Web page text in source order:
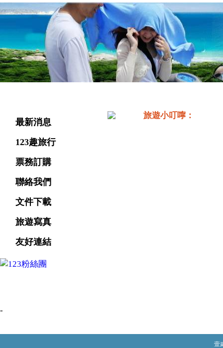
最新消息
123趣旅行
票務訂購
聯絡我們
文件下載
旅遊寫真
友好連結
-
旅遊小叮嚀：
壹